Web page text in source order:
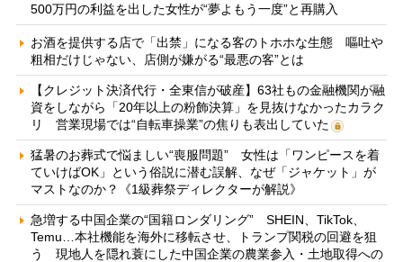
500万円の利益を出した女性が“夢よもう一度”と再購入
お酒を提供する店で「出禁」になる客のトホホな生態 嘔吐や
粗相だけじゃない、店側が嫌がる“最悪の客”とは
【クレジット決済代行・全東信が破産】63社もの金融機関が融
資をしながら「20年以上の粉飾決算」を見抜けなかったカラク
リ 営業現場では“自転車操業”の焦りも表出していた
猛暑のお葬式で悩ましい“喪服問題” 女性は「ワンピースを着
ていけばOK」という俗説に潜む誤解、なぜ「ジャケット」が
マストなのか？《1級葬祭ディレクターが解説》
急増する中国企業の“国籍ロンダリング” SHEIN、TikTok、
Temu…本社機能を海外に移転させ、トランプ関税の回避を狙
う 現地人を隠れ蓑にした中国企業の農業参入・土地取得への